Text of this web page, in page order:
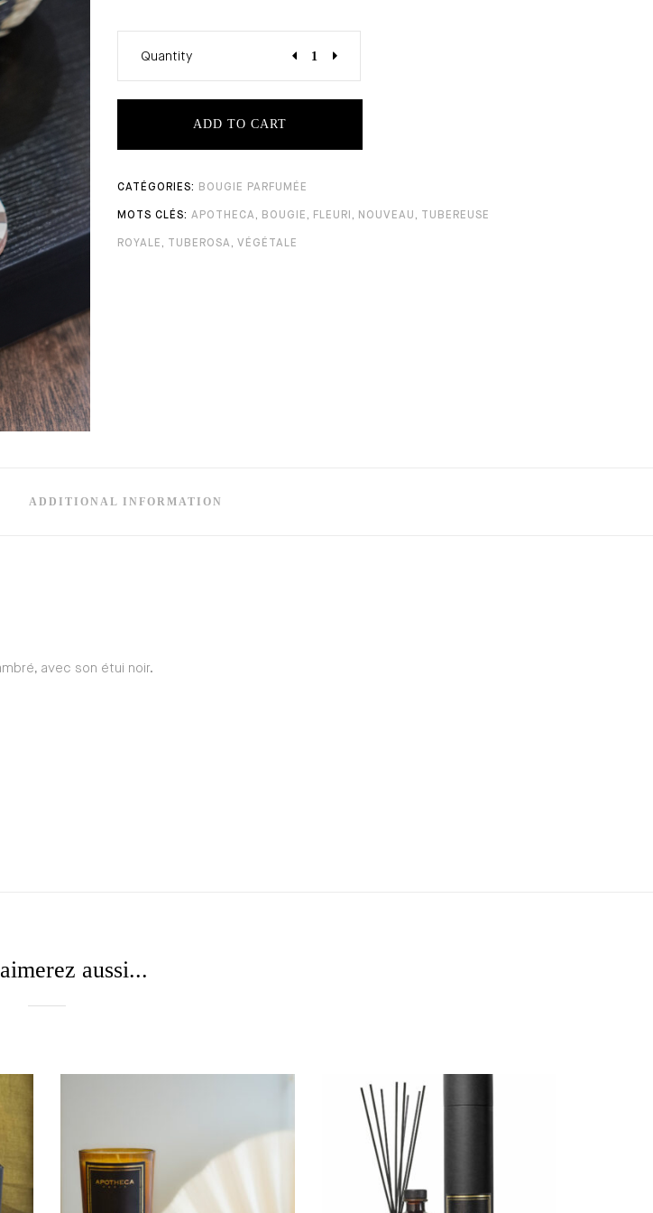
Quantity
ADD TO CART
BOUGIE PARFUMÉE
APOTHECA , BOUGIE , FLEURI , NOUVEAU , TUBEREUSE
ROYALE , TUBEROSA , VÉGÉTALE
ADDITIONAL INFORMATION
avec son étui noir.
aussi...